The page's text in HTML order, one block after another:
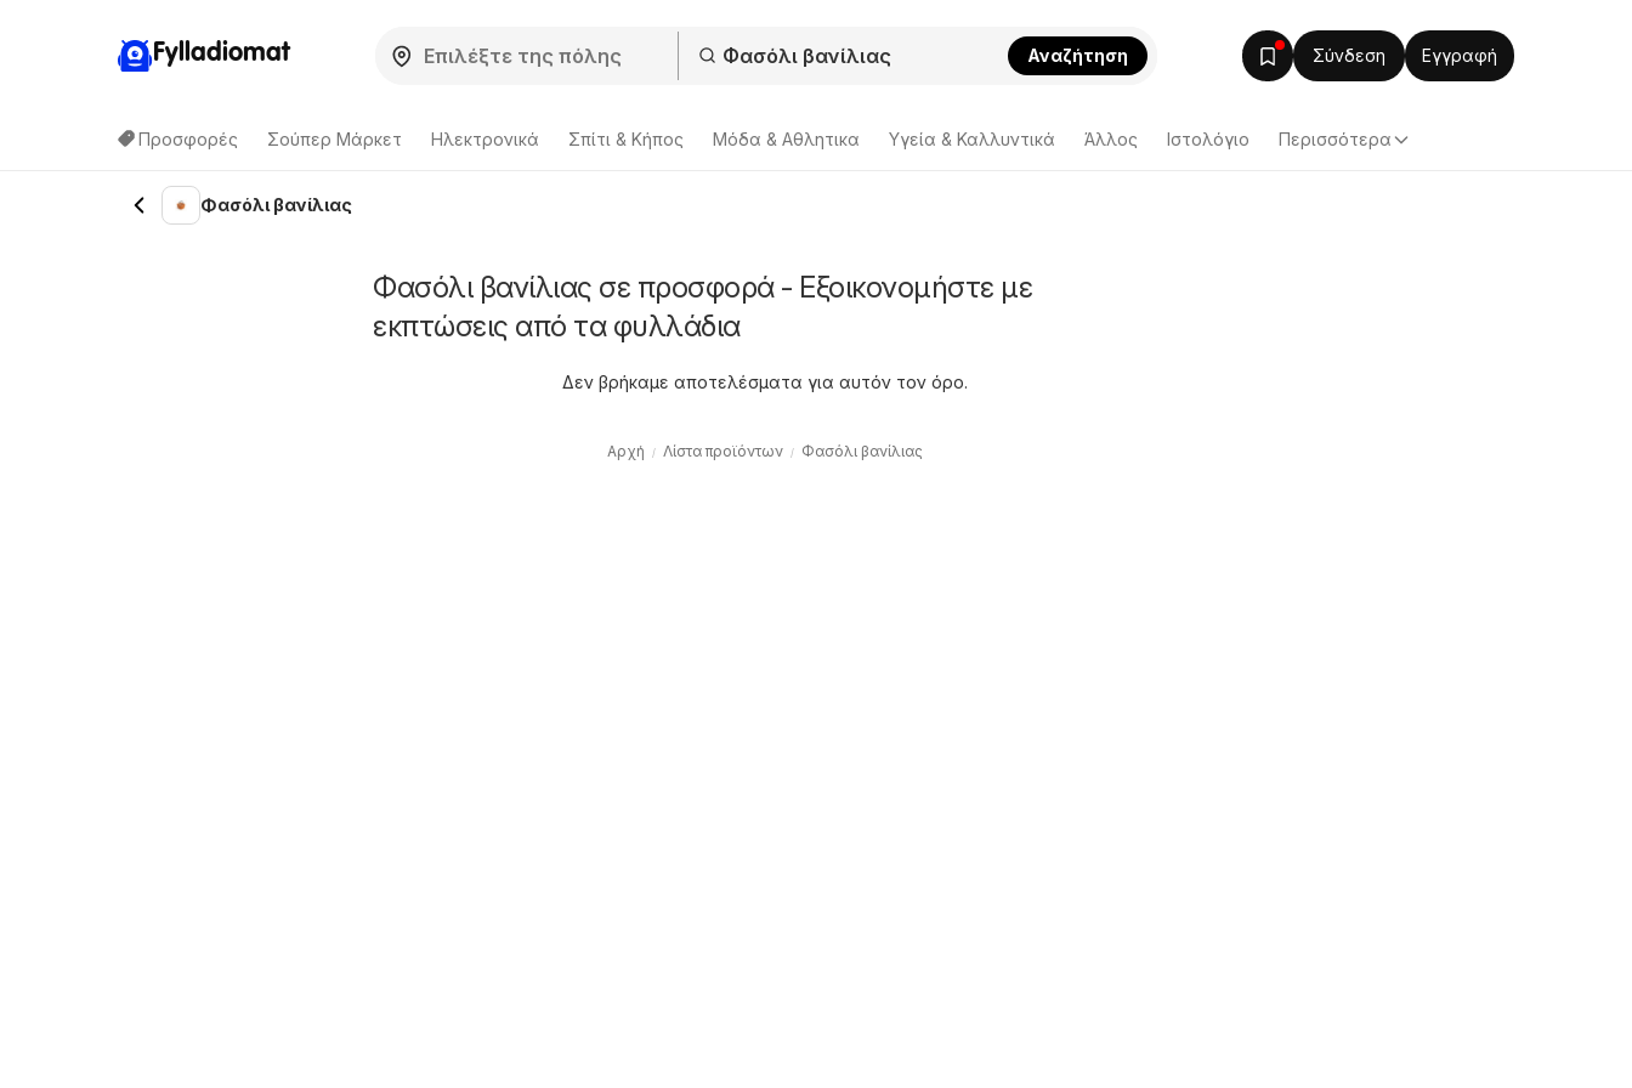
Fylladiomat Αναζήτηση Σύνδεση Εγγραφή
Προσφορές Σούπερ Μάρκετ Hλεκτρονικά Σπίτι & Κήπος Μόδα & Aθλητικα Υγεία & Καλλυντικά Άλλος Ιστολόγιο Περισσότερα
Φασόλι βανίλιας
Φασόλι βανίλιας σε προσφορά - Εξοικονομήστε με
εκπτώσεις από τα φυλλάδια
Δεν βρήκαμε αποτελέσματα για αυτόν τον όρο.
Αρχή Λίστα προϊόντων Φασόλι βανίλιας